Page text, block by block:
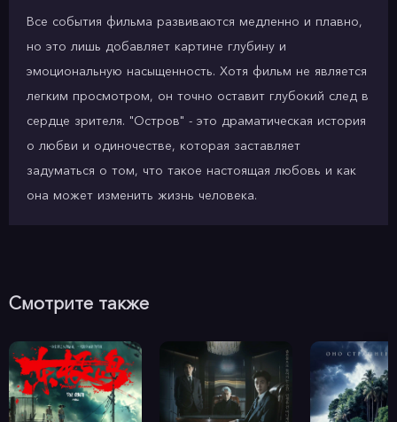
Все события фильма развиваются медленно и плавно,
но это лишь добавляет картине глубину и
эмоциональную насыщенность. Хотя фильм не является
легким просмотром, он точно оставит глубокий след в
сердце зрителя. "Остров" - это драматическая история
о любви и одиночестве, которая заставляет
задуматься о том, что такое настоящая любовь и как
она может изменить жизнь человека.
Смотрите также